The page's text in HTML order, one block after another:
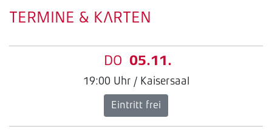
TERMINE & KARTEN
DO 05.11.
19:00 Uhr / Kaisersaal
Eintritt frei